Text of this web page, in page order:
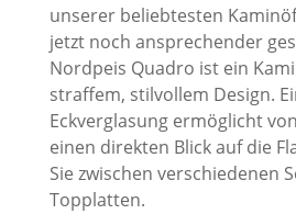
unserer beliebtesten
jetzt noch ansprechender
Nordpeis Quadro ist ein
straffem, stilvollem Design.
Eckverglasung ermöglicht
einen direkten Blick auf die
Sie zwischen verschiedenen
Topplatten.